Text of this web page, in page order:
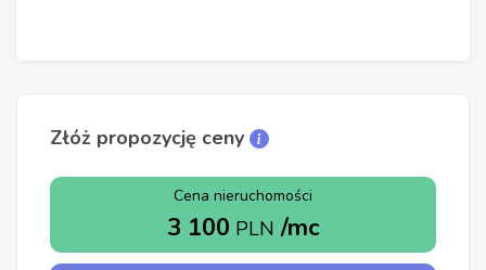
Złóż propozycję ceny
Cena nieruchomości
3 100 PLN /mc